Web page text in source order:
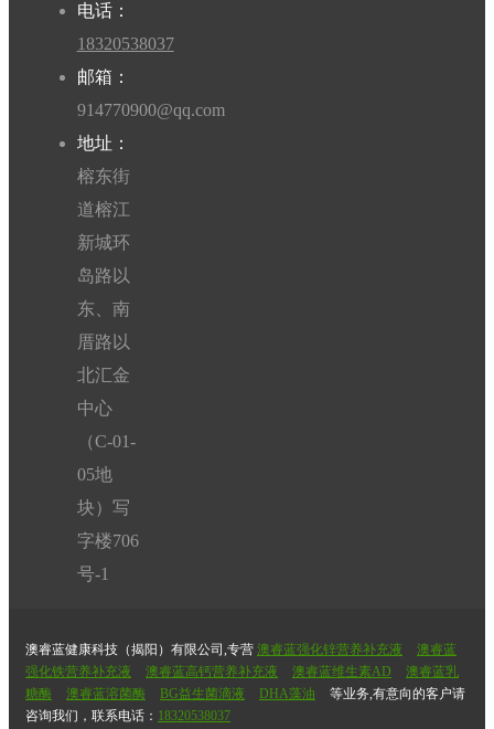
适
合
孕
婴
幼
儿
需
要
补
部
营
养
人
群。
其
心
优
于
藻
油
电话：
18320538037
邮箱：
914770900@qq.com
地址：
榕东街
道榕江
新城环
岛路以
东、南
厝路以
北汇金
中心
（C-01-
05地
块）写
字楼706
号-1
澳睿蓝健康科技（揭阳）有限公司,专营 澳睿蓝强化锌营养补充液
澳睿蓝
强化铁营养补充液
澳睿蓝高钙营养补充液 澳睿蓝维生素AD
澳睿蓝乳
糖酶
澳睿蓝溶菌酶 BG益生菌滴液 DHA藻油
等业务,有意向的客户请
咨询我们，联系电话： 18320538037